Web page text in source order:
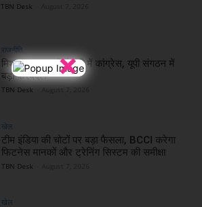
×
TBN Desk
राजनीति
मिशन 2027 की तैयारी में कांग्रेस, यूपी संगठन में
बड़ा फेरबदल
TBN Desk August 7, 2026
खेल
टीम इंडिया की चोटों पर बड़ा फैसला, BCCI करेगा
फिटनेस मानकों और ट्रेनिंग सिस्टम की समीक्षा
TBN Desk
खेल